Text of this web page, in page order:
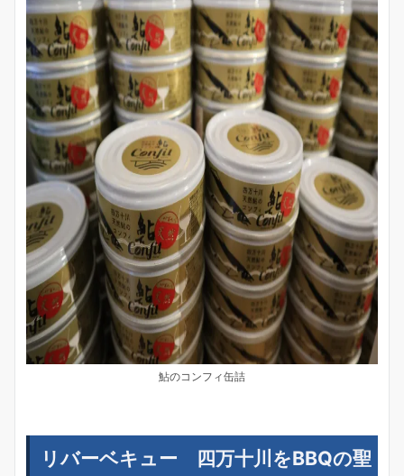
鮎のコンフィ缶詰
リバーベキュー 四万十川をBBQの聖